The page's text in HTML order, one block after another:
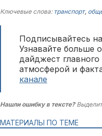
Ключевые слова: транспорт,
Подписывайтесь
Узнавайте больше
дайджест главного
атмосферой и
канале
Нашли ошибку в тексте?
МАТЕРИАЛЫ ПО ТЕМЕ